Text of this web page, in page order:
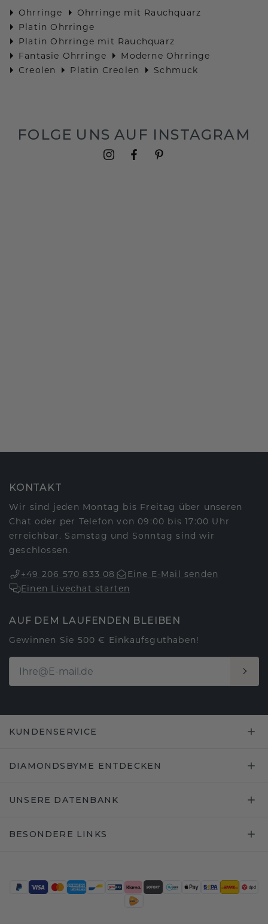
Ohrringe
Ohrringe mit Rauchquarz
Platin Ohrringe
Platin Ohrringe mit Rauchquarz
Fantasie Ohrringe
Moderne Ohrringe
Creolen
Platin Creolen Schmuck
FOLGE UNS AUF INSTAGRAM
KONTAKT
Wir sind jeden Montag bis Freitag über unseren
Chat oder per Telefon von 09:00 bis 17:00 Uhr
erreichbar. Samstag und Sonntag sind wir
geschlossen.
+49 206 570 833 08
Eine E-Mail senden
Einen Livechat starten
AUF DEM LAUFENDEN BLEIBEN
Gewinnen Sie 500 € Einkaufsguthaben!
KUNDENSERVICE
DIAMONDSBYME ENTDECKEN
UNSERE DATENBANK
BESONDERE LINKS